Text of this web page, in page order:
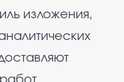
изложения,